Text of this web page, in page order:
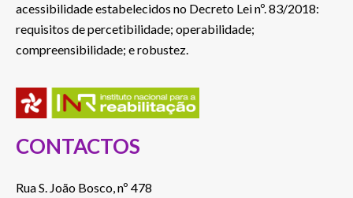
acessibilidade estabelecidos no Decreto Lei nº. 83/2018:
requisitos de percetibilidade; operabilidade;
compreensibilidade; e robustez.
CONTACTOS
Rua S. João Bosco, nº 478